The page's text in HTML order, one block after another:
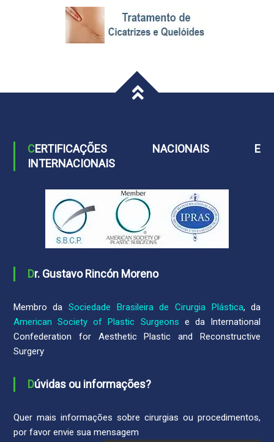
CERTIFICAÇÕES NACIONAIS E
INTERNACIONAIS
Dr. Gustavo Rincón Moreno
Membro daSociedade Brasileira de Cirurgia Plástica, da
American Society of Plastic Surgeons e da International
Confederation for Aesthetic Plastic and Reconstructive
Surgery
Dúvidas ou informações?
Quer mais informações sobre cirurgias ou procedimentos,
por favor envie sua mensagem